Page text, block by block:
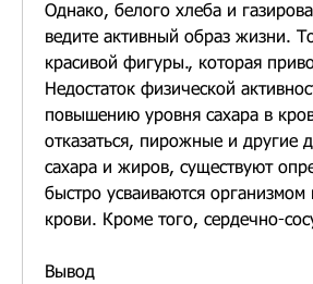
Однако, белого хлеба и
ведите активный образ жизни.
красивой фигуры., которая
Недостаток физической
повышению уровня сахара в
отказаться, пирожные и другие
сахара и жиров, существуют
быстро усваиваются
крови. Кроме того, сердечно-
Вывод